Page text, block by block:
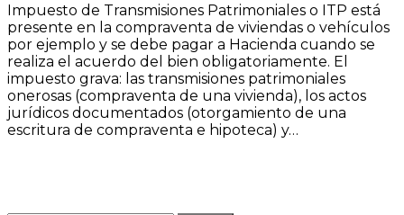
Impuesto de Transmisiones Patrimoniales o ITP está
presente en la compraventa de viviendas o vehículos
por ejemplo y se debe pagar a Hacienda cuando se
realiza el acuerdo del bien obligatoriamente. El
impuesto grava: las transmisiones patrimoniales
onerosas (compraventa de una vivienda), los actos
jurídicos documentados (otorgamiento de una
escritura de compraventa e hipoteca) y…